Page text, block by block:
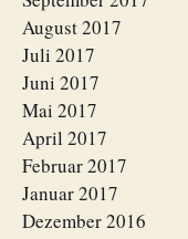
August 2017
Juli 2017
Juni 2017
Mai 2017
April 2017
Februar 2017
Januar 2017
Dezember 2016